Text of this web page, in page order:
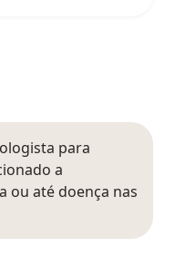
para
a
ou até doença nas